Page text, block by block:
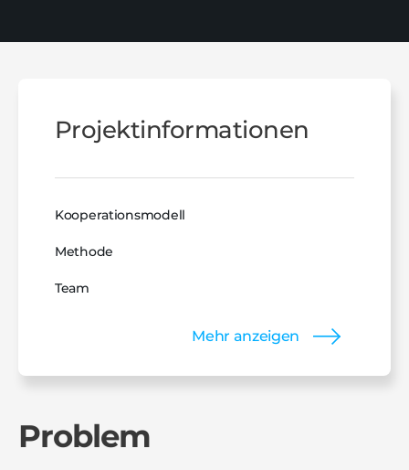
Projektinformationen
Kooperationsmodell
Methode
Team
Mehr anzeigen
Problem